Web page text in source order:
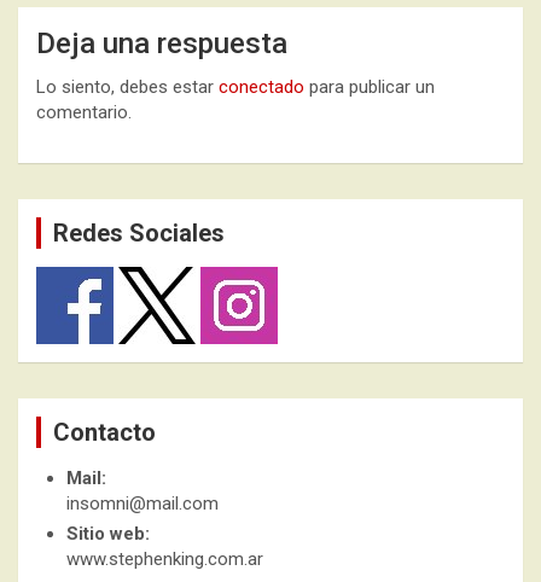
Deja una respuesta
Lo siento, debes estar conectado para publicar un
comentario.
Redes Sociales
Contacto
Mail:
insomni@mail.com
Sitio web:
www.stephenking.com.ar